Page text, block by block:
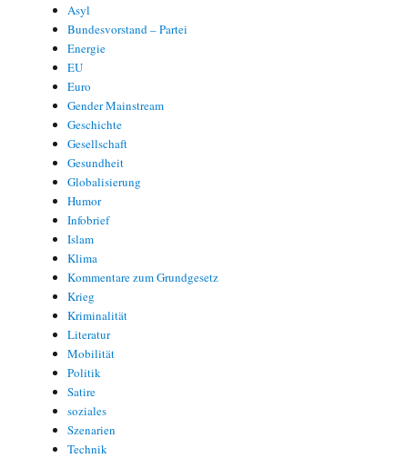
Asyl
Bundesvorstand – Partei
Energie
EU
Euro
Gender Mainstream
Geschichte
Gesellschaft
Gesundheit
Globalisierung
Humor
Infobrief
Islam
Klima
Kommentare zum Grundgesetz
Krieg
Kriminalität
Literatur
Mobilität
Politik
Satire
soziales
Szenarien
Technik